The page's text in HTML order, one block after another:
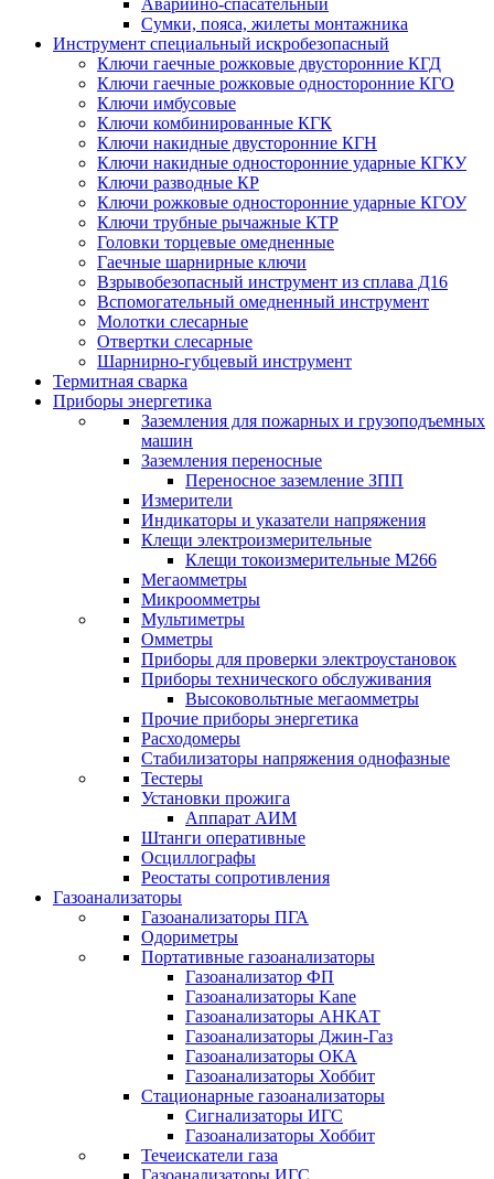
Аварийно-спасательный
Сумки, пояса, жилеты монтажника
Инструмент специальный искробезопасный
Ключи гаечные рожковые двусторонние КГД
Ключи гаечные рожковые односторонние КГО
Ключи имбусовые
Ключи комбинированные КГК
Ключи накидные двусторонние КГН
Ключи накидные односторонние ударные КГКУ
Ключи разводные КР
Ключи рожковые односторонние ударные КГОУ
Ключи трубные рычажные КТР
Головки торцевые омедненные
Гаечные шарнирные ключи
Взрывобезопасный инструмент из сплава Д16
Вспомогательный омедненный инструмент
Молотки слесарные
Отвертки слесарные
Шарнирно-губцевый инструмент
Термитная сварка
Приборы энергетика
Заземления для пожарных и грузоподъемных
машин
Заземления переносные
Переносное заземление ЗПП
Измерители
Индикаторы и указатели напряжения
Клещи электроизмерительные
Клещи токоизмерительные М266
Мегаомметры
Микроомметры
Мультиметры
Омметры
Приборы для проверки электроустановок
Приборы технического обслуживания
Высоковольтные мегаомметры
Прочие приборы энергетика
Расходомеры
Стабилизаторы напряжения однофазные
Тестеры
Установки прожига
Аппарат АИМ
Штанги оперативные
Осциллографы
Реостаты сопротивления
Газоанализаторы
Газоанализаторы ПГА
Одориметры
Портативные газоанализаторы
Газоанализатор ФП
Газоанализаторы Kane
Газоанализаторы АНКАТ
Газоанализаторы Джин-Газ
Газоанализаторы ОКА
Газоанализаторы Хоббит
Стационарные газоанализаторы
Сигнализаторы ИГС
Газоанализаторы Хоббит
Течеискатели газа
Газоанализаторы ИГС